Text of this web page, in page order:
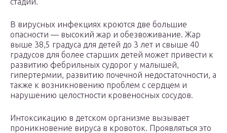
В вирусных инфекциях кроются две большие
опасности — высокий жар и обезвоживание. Жар
выше 38,5 градуса для детей до 3 лет и свыше 40
градусов для более старших детей может привести к
развитию фебрильных судорог у малышей,
гипертермии, развитию почечной недостаточности, а
также к возникновению проблем с сердцем и
нарушению целостности кровеносных сосудов.
Интоксикацию в детском организме вызывает
проникновение вируса в кровоток. Проявляться это